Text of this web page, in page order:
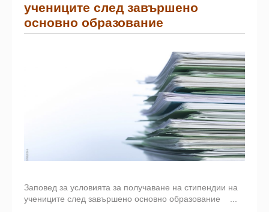
учениците след завършено
основно образование
Заповед за условията за получаване на стипендии на
учениците след завършено основно образование